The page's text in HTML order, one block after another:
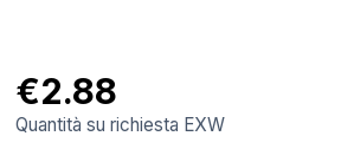
€2.88
Quantità su richiesta EXW